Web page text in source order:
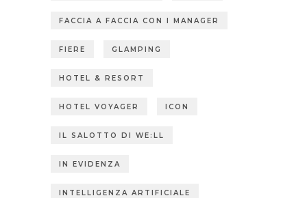
FACCIA A FACCIA CON I MANAGER
FIERE GLAMPING
HOTEL & RESORT
HOTEL VOYAGER ICON
IL SALOTTO DI WE:LL
IN EVIDENZA
INTELLIGENZA ARTIFICIALE